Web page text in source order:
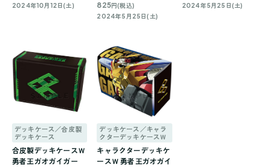
2024年10月12日(土)
825円(税込)
2024年5月25日(土)
2024年5月25日(土)
デッキケース／合皮製
デッキケース
合皮製デッキケースＷ
勇者王ガオガイガー
デッキケース／キャラ
クターデッキケースＷ
キャラクターデッキケ
ースＷ 勇者王ガオガイ